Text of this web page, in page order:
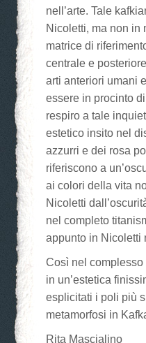
nell’arte. Tale
Nicoletti, ma non in
matrice di
centrale e
arti anteriori umani
essere in procinto
respiro a tale
estetico insito nel
azzurri e dei rosa
riferiscono a
ai colori della vita
Nicoletti
nel completo
appunto in Nicoletti
Così nel
in un’estetica
esplicitati i poli più
metamorfosi in
Rita Mascialino